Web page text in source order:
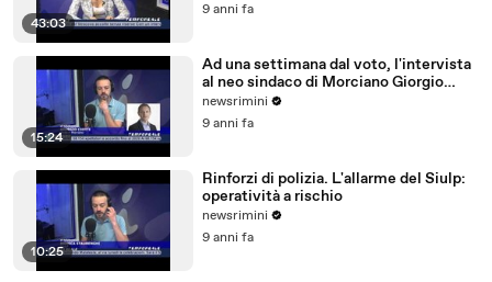
43:03
9 anni fa
15:24
Ad una settimana dal voto, l'intervista
al neo sindaco di Morciano Giorgio
Ciotti
newsrimini
9 anni fa
10:25
Rinforzi di polizia. L'allarme del Siulp:
operatività a rischio
newsrimini
9 anni fa